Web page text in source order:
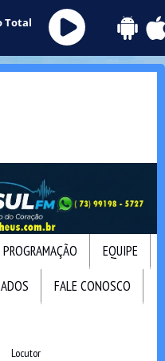
Total
PROGRAMAÇÃO
EQUIPE
FALE CONOSCO
Locutor